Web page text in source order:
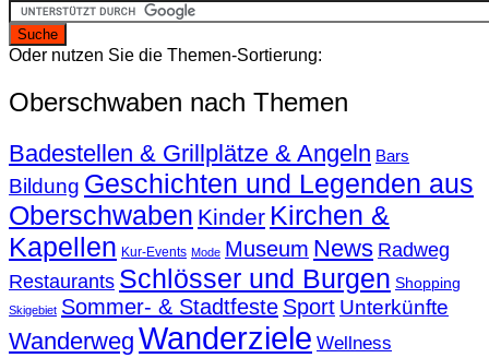
Oder nutzen Sie die Themen-Sortierung:
Oberschwaben nach Themen
Badestellen & Grillplätze & Angeln Bars
Bildung Geschichten und Legenden aus
Oberschwaben Kinder Kirchen &
Kapellen Kur-Events Mode Museum News Radweg
Restaurants Schlösser und Burgen Shopping
Skigebiet Sommer- & Stadtfeste Sport Unterkünfte
Wanderweg Wanderziele Wellness